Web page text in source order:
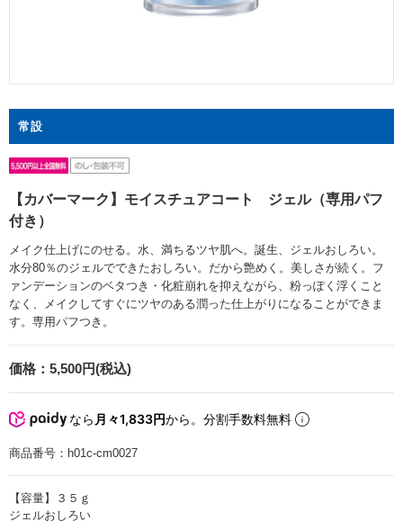
常設
【カバーマーク】モイスチュアコート ジェル（専用パフ
付き）
メイク仕上げにのせる。水、満ちるツヤ肌へ。誕生、ジェルおしろい。
水分80％のジェルでできたおしろい。だから艶めく。美しさが続く。フ
ァンデーションのベタつき・化粧崩れを抑えながら、粉っぽく浮くこと
なく、メイクしてすぐにツヤのある潤った仕上がりになることができま
す。専用パフつき。
価格： 5,500円(税込)
なら 月々1,833円から。分割手数料無料
商品番号： h01c-cm0027
【容量】３５ｇ
ジェルおしろい